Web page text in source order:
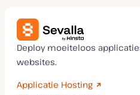
Deploy moeiteloos
websites.
Applicatie Hosting